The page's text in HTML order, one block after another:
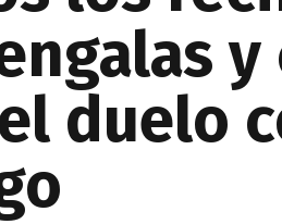
y
duelo